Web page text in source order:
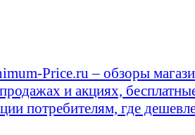
Price.ru – обзоры
и акциях,
потребителям, где